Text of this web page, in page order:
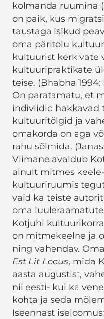
kolmanda ruumina
on paik, kus
taustaga isikud
oma päritolu
kultuurist kerkivate
kultuuripraktikate
teise. (Bhabha 1994:
On paratamatu, et
indiviidid hakkavad
kultuuritõlgid ja
omakorda on aga
rahu sõlmida.
Viimane avaldub
ainult mitmes
kultuuriruumis
vaid ka teiste
oma
Kotjuhi
on mitmekeelne ja
ning vahendav.
Est Lit Locus, mida
aasta augustist,
nii eesti- kui ka
kohta ja seda
Iseennast